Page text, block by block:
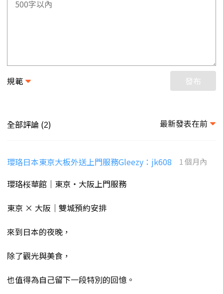
規範 發布
全部評論 (2) 最新發表在前
瓔珞日本東京大板外送上門服務Gleezy：jk608 1 個月內
瓔珞桜華館｜東京・大阪上門服務
東京 × 大阪｜雙城預約安排
來到日本的夜晚，
除了觀光與美食，
也值得為自己留下一段特別的回憶。